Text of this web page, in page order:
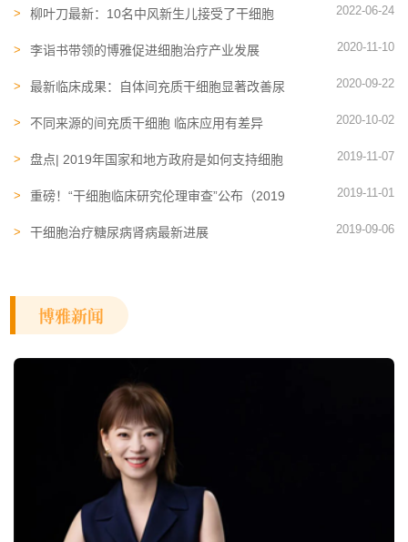
柳叶刀最新：10名中风新生儿接受了干细胞
2022-06-24
李诣书带领的博雅促进细胞治疗产业发展 2020-11-10
最新临床成果：自体间充质干细胞显著改善尿
2020-09-22
不同来源的间充质干细胞 临床应用有差异
2020-10-02
盘点| 2019年国家和地方政府是如何支持细胞
2019-11-07
重磅！“干细胞临床研究伦理审查”公布（2019
2019-11-01
干细胞治疗糖尿病肾病最新进展 2019-09-06
博雅新闻